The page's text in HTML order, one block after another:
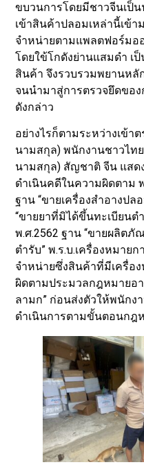
ขบวนการโดยมีชาวจีนเป็
เข้าสินค้าปลอมเหล่านี้เข้
จำหน่ายตามแพลตฟอร์มอ
โดยใข้โกดังย่านแสมดำ เ
สินค้า จึงรวบรวมพยานหลั
จนนำมาสู่การตรวจยึดขอ
ดังกล่าว
อย่างไรก็ตามระหว่างเข้า
นามสกุล) พนักงานชาวไทย
นามสกุล) สัญชาติ จีน แสด
ดำเนินคดีในความผิดตาม
ฐาน “ขายเครื่องสำอางปล
“ขายยาที่มิได้ขึ้นทะเบียน
พ.ศ.2562 ฐาน “ขายผลิต
ตำรับ” พ.ร.บ.เครื่องหมายก
จำหน่ายซึ่งสินค้าที่มีเครื่อ
ผิดตามประมวลกฎหมายอ
ลามก” ก่อนส่งตัวให้พนักง
ดำเนินการตามขั้นตอนกฎ